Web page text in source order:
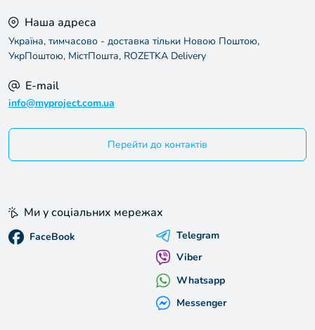
Наша адреса
Україна, тимчасово - доставка тільки Новою Поштою,
УкрПоштою, МістПошта, ROZETKA Delivery
E-mail
info@myproject.com.ua
Перейти до контактів
Ми у соціальних мережах
FaceBook
Telegram
Viber
Whatsapp
Messenger